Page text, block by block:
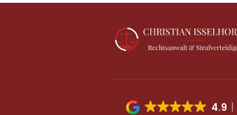
4.9